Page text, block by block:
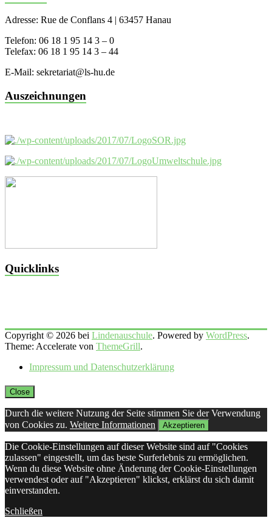
Adresse: Rue de Conflans 4 | 63457 Hanau
Telefon: 06 18 1 95 14 3 – 0
Telefax: 06 18 1 95 14 3 – 44
E-Mail: sekretariat@ls-hu.de
Auszeichnungen
Quicklinks
Copyright © 2026 bei Lindenauschule. Powered by WordPress.
Theme: Accelerate von ThemeGrill.
Impressum und Datenschutzerklärung
Close
Durch die weitere Nutzung der Seite stimmen Sie der Verwendung
von Cookies zu. Weitere Informationen Akzeptieren
Die Cookie-Einstellungen auf dieser Website sind auf "Cookies
zulassen" eingestellt, um das beste Surferlebnis zu ermöglichen.
Wenn du diese Website ohne Änderung der Cookie-Einstellungen
verwendest oder auf "Akzeptieren" klickst, erklärst du sich damit
einverstanden.
Schließen